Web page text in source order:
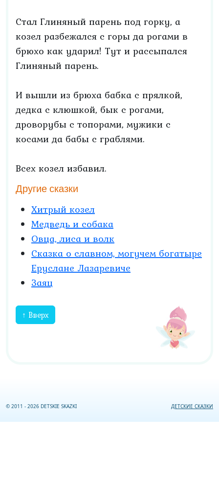
Стал Глиняный парень под горку, а
козел разбежался с горы да рогами в
брюхо как ударил! Тут и рассыпался
Глиняный парень.
И вышли из брюха бабка с прялкой,
дедка с клюшкой, бык с рогами,
дроворубы с топорами, мужики с
косами да бабы с граблями.
Всех козел избавил.
Другие сказки
Хитрый козел
Медведь и собака
Овца, лиса и волк
Сказка о славном, могучем богатыре
Еруслане Лазаревиче
Заяц
↑ Вверх
© 2011 - 2026 DETSKIE SKAZKI ДЕТСКИЕ СКАЗКИ